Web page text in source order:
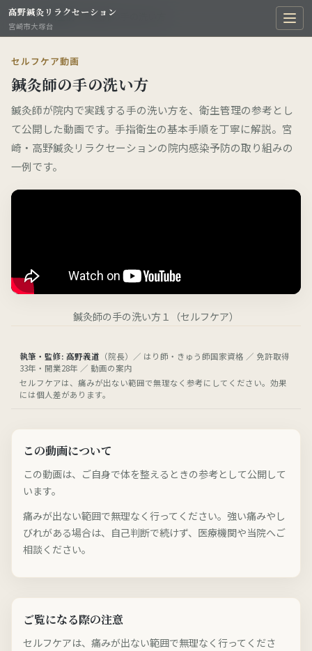
高野鍼灸リラクセーション
宮崎市大塚台
TOP › 動画空間 › 鍼灸師の手の洗い方
セルフケア動画
鍼灸師の手の洗い方
鍼灸師が院内で実践する手の洗い方を、衛生管理の参考とし
て公開した動画です。手指衛生の基本手順を丁寧に解説。宮
崎・高野鍼灸リラクセーションの院内感染予防の取り組みの
一例です。
鍼灸師の手の洗い方１（セルフケア）
執筆・監修: 高野義道 （院長）／ はり師・きゅう師国家資格 ／ 免許取得
33年・開業28年 ／ 動画の案内
セルフケアは、痛みが出ない範囲で無理なく参考にしてください。効果
には個人差があります。
この動画について
この動画は、ご自身で体を整えるときの参考として公開して
います。
痛みが出ない範囲で無理なく行ってください。強い痛みやし
びれがある場合は、自己判断で続けず、医療機関や当院へご
相談ください。
ご覧になる際の注意
セルフケアは、痛みが出ない範囲で無理なく行ってくださ